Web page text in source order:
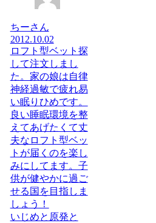
ちーさん
2012.10.02
ロフト型ベット探
して注文しまし
た。家の娘は自律
神経過敏で疲れ易
い眠りひめです。
良い睡眠環境を整
えてあげたくて丈
夫なロフト型ベッ
トが届くのを楽し
みにしてます。子
供が健やかに過ご
せる国を目指しま
しょう！
いじめと原発と